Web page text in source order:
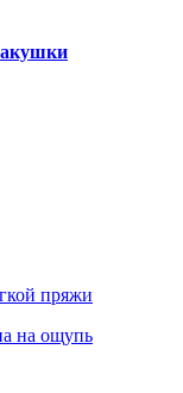
пряжи
на ощупь